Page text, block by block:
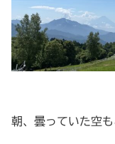
朝、曇っていた空